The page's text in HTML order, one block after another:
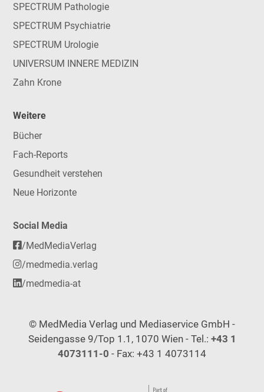
SPECTRUM Pathologie
SPECTRUM Psychiatrie
SPECTRUM Urologie
UNIVERSUM INNERE MEDIZIN
Zahn Krone
Weitere
Bücher
Fach-Reports
Gesundheit verstehen
Neue Horizonte
Social Media
/MedMediaVerlag
/medmedia.verlag
/medmedia-at
© MedMedia Verlag und Mediaservice GmbH -
Seidengasse 9/Top 1.1, 1070 Wien - Tel.: +43 1
4073111-0 - Fax: +43 1 4073114